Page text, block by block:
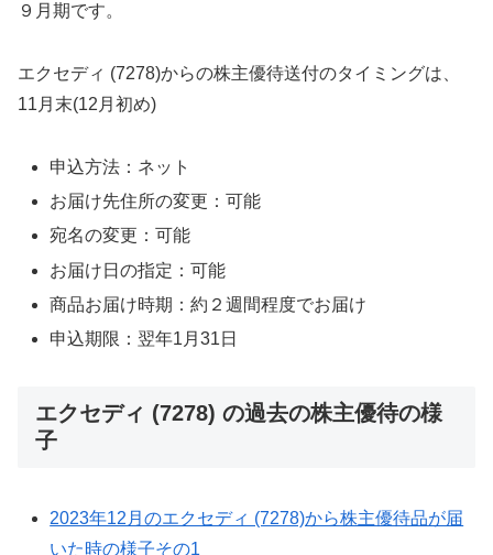
９月期です。
エクセディ (7278)からの株主優待送付のタイミングは、
11月末(12月初め)
申込方法：ネット
お届け先住所の変更：可能
宛名の変更：可能
お届け日の指定：可能
商品お届け時期：約２週間程度でお届け
申込期限：翌年1月31日
エクセディ (7278) の過去の株主優待の様
子
2023年12月のエクセディ (7278)から株主優待品が届
いた時の様子その1